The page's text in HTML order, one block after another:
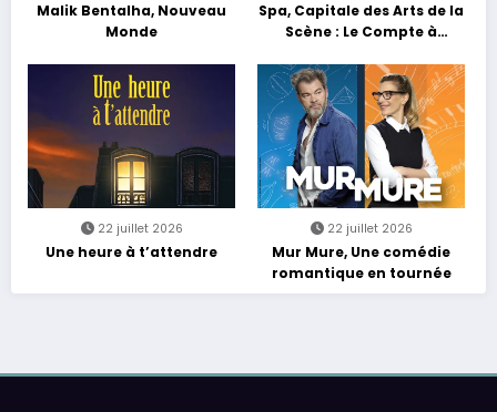
Malik Bentalha, Nouveau
Monde
Spa, Capitale des Arts de la
Scène : Le Compte à
22 juillet 2026
Une heure à t’attendre
22 juillet 2026
Mur Mure, Une comédie
romantique en tournée